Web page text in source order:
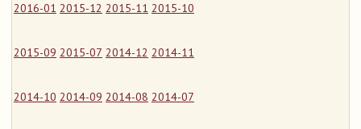
2016-01 2015-12 2015-11 2015-10
2015-09 2015-07 2014-12 2014-11
2014-10 2014-09 2014-08 2014-07